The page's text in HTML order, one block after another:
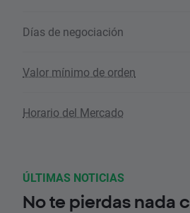
Días de negociación
Valor mínimo de orden
Horario del Mercado
ÚLTIMAS NOTICIAS
No te pierdas nada